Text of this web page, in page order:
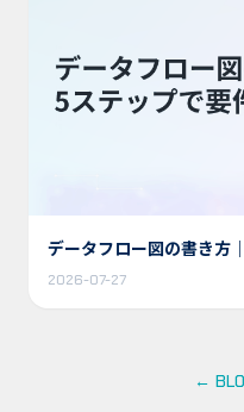
データフロー図の書き方
2026-07-27
←